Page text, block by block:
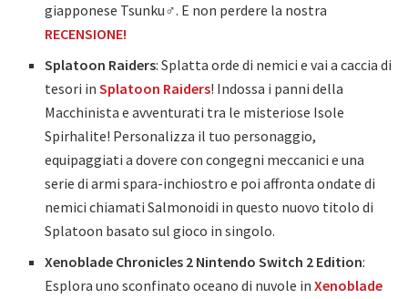
giapponese Tsunku♂. E non perdere la nostra
RECENSIONE!
Splatoon Raiders: Splatta orde di nemici e vai a caccia di
tesori inSplatoon Raiders! Indossa i panni della
Macchinista e avventurati tra le misteriose Isole
Spirhalite! Personalizza il tuo personaggio,
equipaggiati a dovere con congegni meccanici e una
serie di armi spara-inchiostro e poi affronta ondate di
nemici chiamati Salmonoidi in questo nuovo titolo di
Splatoon basato sul gioco in singolo.
Xenoblade Chronicles 2 Nintendo Switch 2 Edition:
Esplora uno sconfinato oceano di nuvole inXenoblade